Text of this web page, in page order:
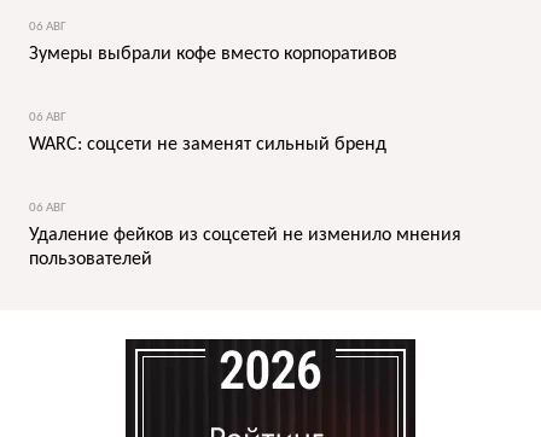
06 АВГ
Зумеры выбрали кофе вместо корпоративов
06 АВГ
WARC: соцсети не заменят сильный бренд
06 АВГ
Удаление фейков из соцсетей не изменило мнения
пользователей